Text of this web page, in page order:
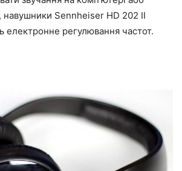
навушники Sennheiser HD 202 II
електронне регулювання частот.